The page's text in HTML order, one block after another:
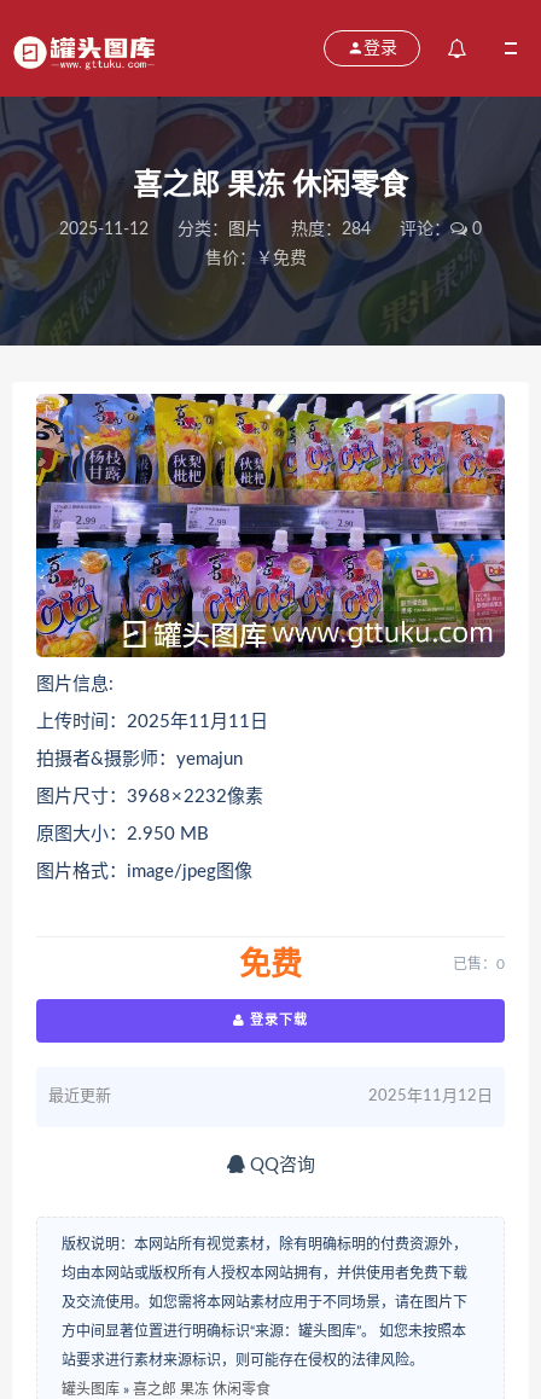
登录
喜之郎 果冻 休闲零食
2025-11-12 分类： 图片 热度：284 评论：
0
售价：￥免费
图片信息:
上传时间：2025年11月11日
拍摄者&摄影师：yemajun
图片尺寸：3968 × 2232像素
原图大小：2.950 MB
图片格式：image/jpeg图像
免费 已售：0
登录下载
最近更新 2025年11月12日
QQ咨询
版权说明：本网站所有视觉素材，除有明确标明的付费资源外，
均由本网站或版权所有人授权本网站拥有，并供使用者免费下载
及交流使用。如您需将本网站素材应用于不同场景，请在图片下
方中间显著位置进行明确标识“来源：罐头图库”。 如您未按照本
站要求进行素材来源标识，则可能存在侵权的法律风险。
罐头图库 » 喜之郎 果冻 休闲零食